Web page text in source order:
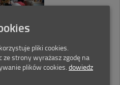
, AKTUALNOŚCI
pliki cookies.
ze strony wyrażasz zgodę na
plików cookies. dowiedz